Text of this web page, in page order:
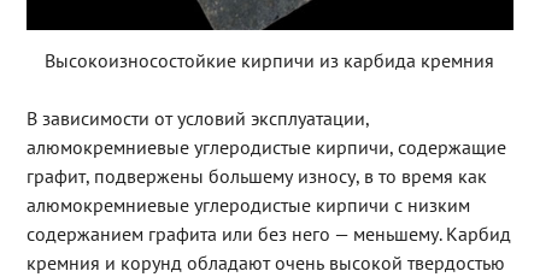
Высокоизносостойкие кирпичи из карбида кремния
В зависимости от условий эксплуатации,
алюмокремниевые углеродистые кирпичи, содержащие
графит, подвержены большему износу, в то время как
алюмокремниевые углеродистые кирпичи с низким
содержанием графита или без него — меньшему. Карбид
кремния и корунд обладают очень высокой твердостью